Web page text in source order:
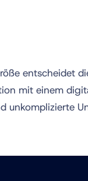
entscheidet
mit einem